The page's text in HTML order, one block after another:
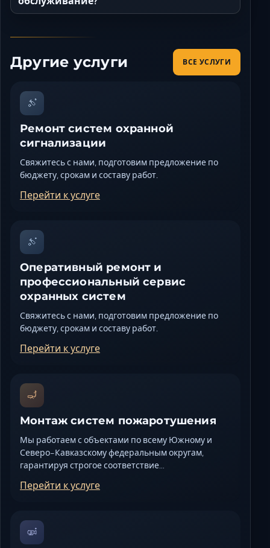
Другие услуги ВСЕ УСЛУГИ
Ремонт систем охранной
сигнализации
Свяжитесь с нами, подготовим предложение по
бюджету, срокам и составу работ.
Перейти к услуге
Оперативный ремонт и
профессиональный сервис
охранных систем
Свяжитесь с нами, подготовим предложение по
бюджету, срокам и составу работ.
Перейти к услуге
Монтаж систем пожаротушения
Мы работаем с объектами по всему Южному и
Северо-Кавказскому федеральным округам,
гарантируя строгое соответствие…
Перейти к услуге